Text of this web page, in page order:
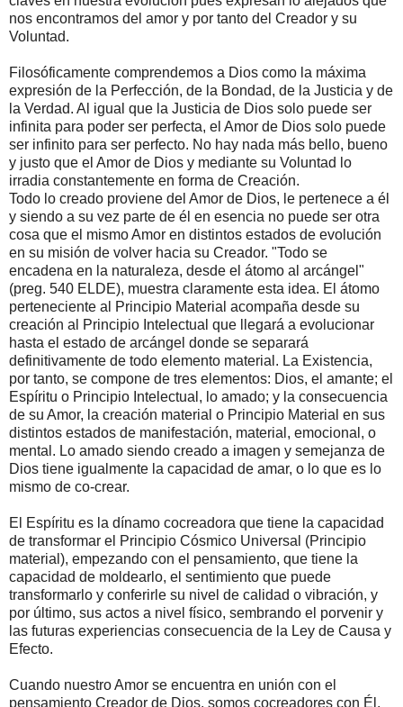
nos encontramos del amor y por tanto del Creador y su
Voluntad.
Filosóficamente comprendemos a Dios como la máxima
expresión de la Perfección, de la Bondad, de la Justicia y de
la Verdad. Al igual que la Justicia de Dios solo puede ser
infinita para poder ser perfecta, el Amor de Dios solo puede
ser infinito para ser perfecto. No hay nada más bello, bueno
y justo que el Amor de Dios y mediante su Voluntad lo
irradia constantemente en forma de Creación.
Todo lo creado proviene del Amor de Dios, le pertenece a él
y siendo a su vez parte de él en esencia no puede ser otra
cosa que el mismo Amor en distintos estados de evolución
en su misión de volver hacia su Creador. "Todo se
encadena en la naturaleza, desde el átomo al arcángel"
(preg. 540 ELDE), muestra claramente esta idea. El átomo
perteneciente al Principio Material acompaña desde su
creación al Principio Intelectual que llegará a evolucionar
hasta el estado de arcángel donde se separará
definitivamente de todo elemento material. La Existencia,
por tanto, se compone de tres elementos: Dios, el amante; el
Espíritu o Principio Intelectual, lo amado; y la consecuencia
de su Amor, la creación material o Principio Material en sus
distintos estados de manifestación, material, emocional, o
mental. Lo amado siendo creado a imagen y semejanza de
Dios tiene igualmente la capacidad de amar, o lo que es lo
mismo de co-crear.
El Espíritu es la dínamo cocreadora que tiene la capacidad
de transformar el Principio Cósmico Universal (Principio
material), empezando con el pensamiento, que tiene la
capacidad de moldearlo, el sentimiento que puede
transformarlo y conferirle su nivel de calidad o vibración, y
por último, sus actos a nivel físico, sembrando el porvenir y
las futuras experiencias consecuencia de la Ley de Causa y
Efecto.
Cuando nuestro Amor se encuentra en unión con el
pensamiento Creador de Dios, somos cocreadores con Él,